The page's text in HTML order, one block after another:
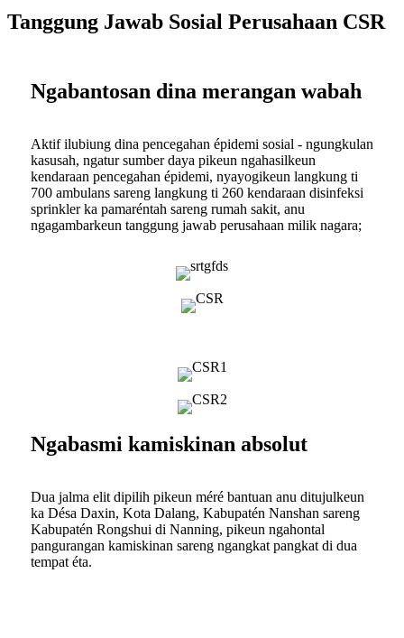
Tanggung Jawab Sosial Perusahaan CSR
Ngabantosan dina merangan wabah
Aktif ilubiung dina pencegahan épidemi sosial - ngungkulan
kasusah, ngatur sumber daya pikeun ngahasilkeun
kendaraan pencegahan épidemi, nyayogikeun langkung ti
700 ambulans sareng langkung ti 260 kendaraan disinfeksi
sprinkler ka pamaréntah sareng rumah sakit, anu
ngagambarkeun tanggung jawab perusahaan milik nagara;
Ngabasmi kamiskinan absolut
Dua jalma elit dipilih pikeun méré bantuan anu ditujulkeun
ka Désa Daxin, Kota Dalang, Kabupatén Nanshan sareng
Kabupatén Rongshui di Nanning, pikeun ngahontal
pangurangan kamiskinan sareng ngangkat pangkat di dua
tempat éta.